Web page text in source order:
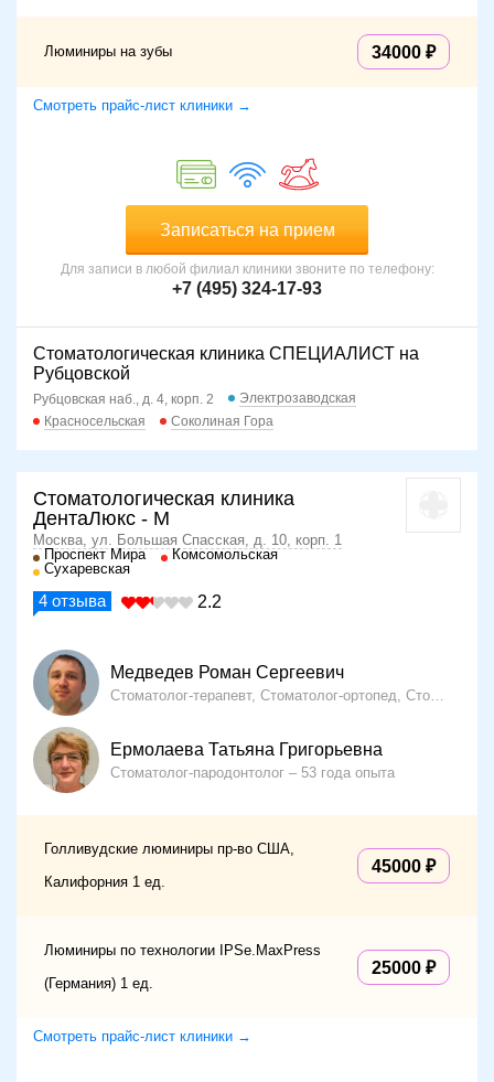
Люминиры на зубы 34000
Смотреть прайс-лист клиники →
Записаться на прием
Для записи в любой филиал клиники звоните по телефону:
+7 (495) 324-17-93
Стоматологическая клиника СПЕЦИАЛИСТ на
Рубцовской
Рубцовская наб., д. 4, корп. 2
Электрозаводская
Красносельская
Соколиная Гора
Стоматологическая клиника
ДентаЛюкс - М
Москва, ул. Большая Спасская, д. 10, корп. 1
Проспект Мира
Комсомольская
Сухаревская
4 отзыва 2.2
Медведев Роман Сергеевич
Стоматолог-терапевт, Стоматолог-ортопед, Стоматолог-хирург
Ермолаева Татьяна Григорьевна
Стоматолог-пародонтолог 53 года опыта
Голливудские люминиры пр-во США,
Калифорния 1 ед.
45000
Люминиры по технологии IPSe.MaxPress
(Германия) 1 ед.
25000
Смотреть прайс-лист клиники →